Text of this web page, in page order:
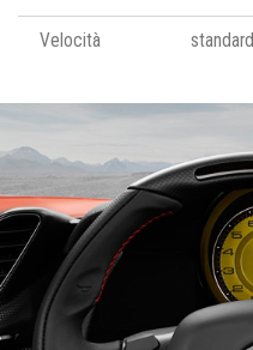
Velocità standard